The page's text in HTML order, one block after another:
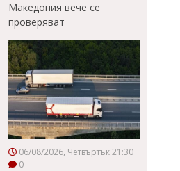
Македония вече се
проверяват
06/08/2026, Четвъртък 21:30
0